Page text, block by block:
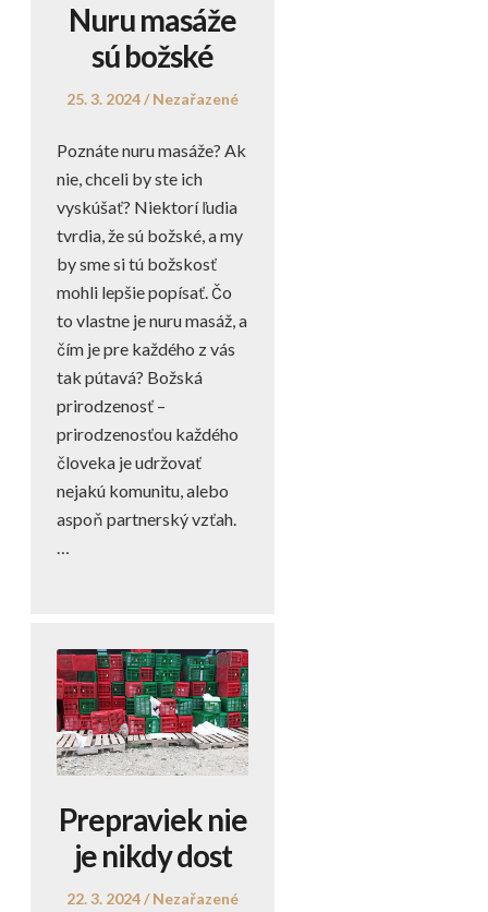
Nuru masáže
sú božské
Posted
25. 3. 2024
Posted
Nezařazené
Poznáte nuru masáže? Ak
nie, chceli by ste ich
vyskúšať? Niektorí ľudia
tvrdia, že sú božské, a my
by sme si tú božskosť
mohli lepšie popísať. Čo
to vlastne je nuru masáž, a
čím je pre každého z vás
tak pútavá? Božská
prirodzenosť –
prirodzenosťou každého
človeka je udržovať
nejakú komunitu, alebo
aspoň partnerský vzťah.
…
Prepraviek nie
je nikdy dost
Posted
22. 3. 2024
Posted
Nezařazené